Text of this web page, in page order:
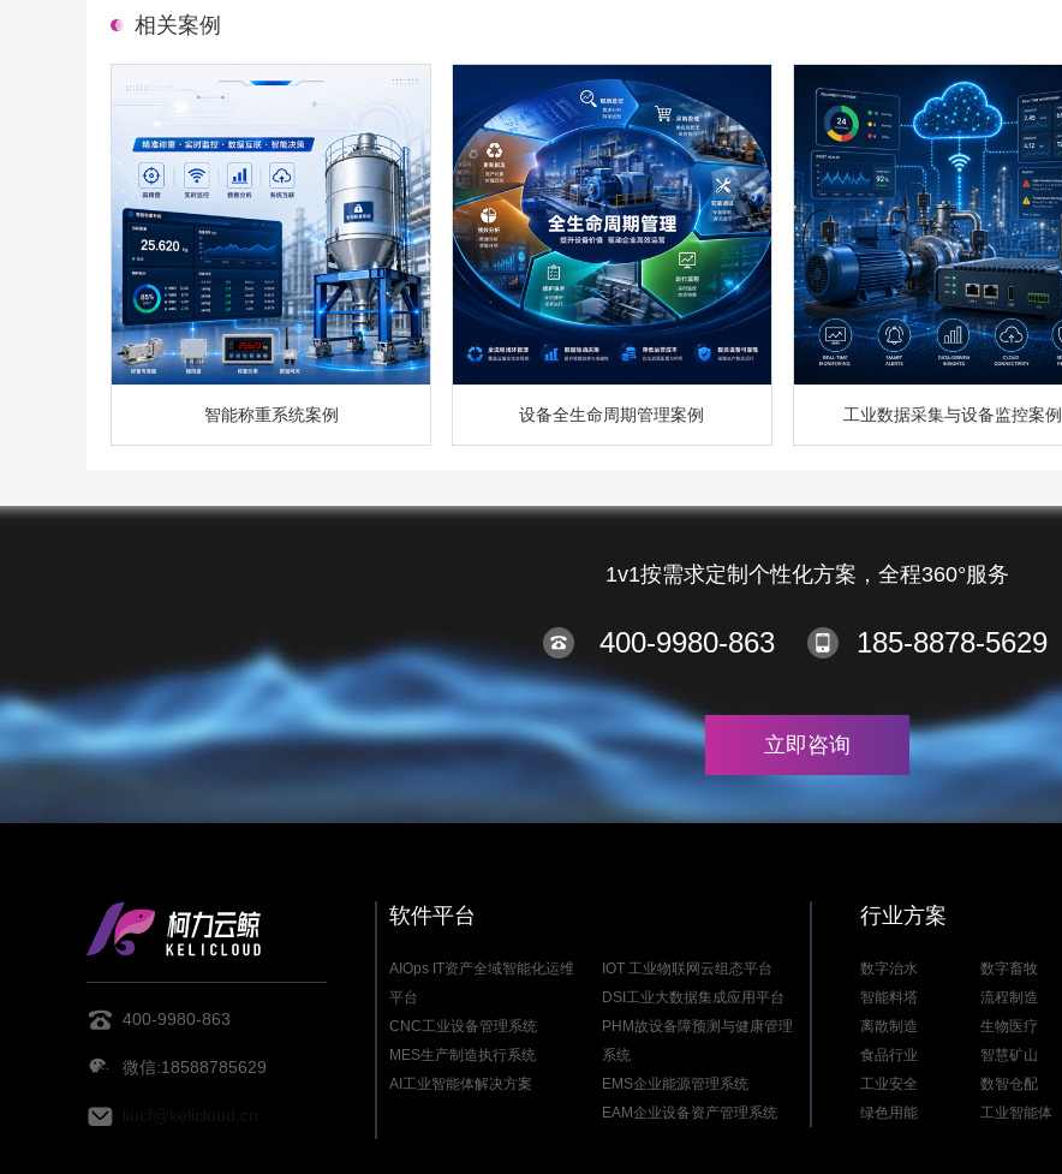
相关案例
智能称重系统案例 设备全生命周期管理案例 工业数据采集与设备监控案例
1v1按需求定制个性化方案，全程360°服务
400-9980-863 185-8878-5629
立即咨询
400-9980-863
微信:18588785629
软件平台
IOT 工业物联网云组态平台
AIOps IT资产全域智能化运维
平台
DSI工业大数据集成应用平台
CNC工业设备管理系统
PHM故设备障预测与健康管理
系统
MES生产制造执行系统
EMS企业能源管理系统
AI工业智能体解决方案
EAM企业设备资产管理系统
行业方案
数字治水
数字畜牧
智能料塔
流程制造
离散制造
生物医疗
食品行业
智慧矿山
工业安全
数智仓配
绿色用能
工业智能体